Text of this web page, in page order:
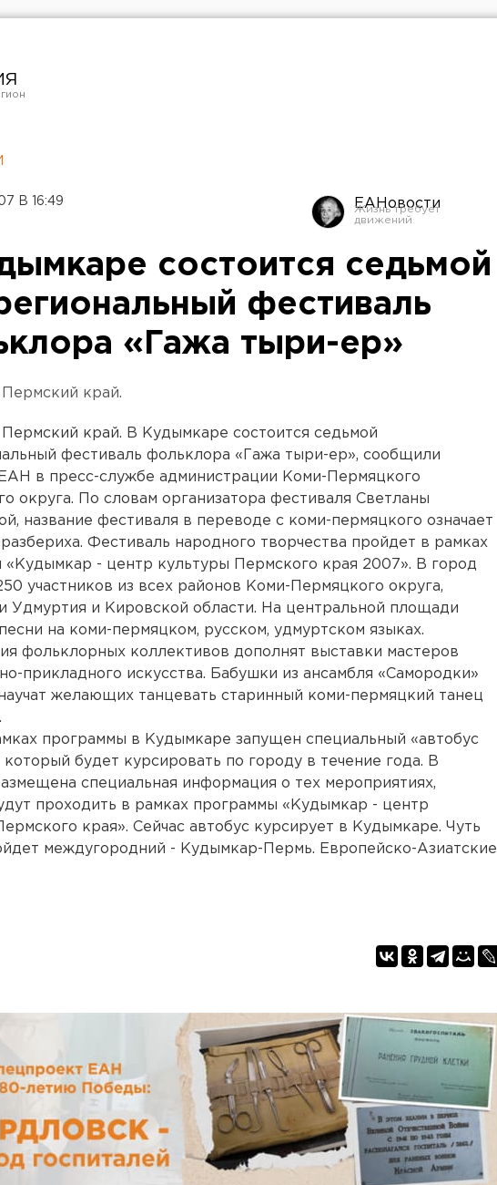
В 16:49 ЕАНовости
состоится седьмой
фестиваль
«Гажа тыри-ер»
край.
край. В Кудымкаре состоится седьмой
фестиваль фольклора «Гажа тыри-ер», сообщили
ЕАН в пресс-службе администрации Коми-Пермяцкого
округа. По словам организатора фестиваля Светланы
название фестиваля в переводе с коми-пермяцкого означает
Фестиваль народного творчества пройдет в рамках
«Кудымкар - центр культуры Пермского края 2007». В город
участников из всех районов Коми-Пермяцкого округа,
Удмуртия и Кировской области. На центральной площади
на коми-пермяцком, русском, удмуртском языках.
фольклорных коллективов дополнят выставки мастеров
прикладного искусства. Бабушки из ансамбля «Самородки»
желающих танцевать старинный коми-пермяцкий танец
программы в Кудымкаре запущен специальный «автобус
который будет курсировать по городу в течение года. В
специальная информация о тех мероприятиях,
проходить в рамках программы «Кудымкар - центр
края». Сейчас автобус курсирует в Кудымкаре. Чуть
междугородний - Кудымкар-Пермь. Европейско-Азиатские